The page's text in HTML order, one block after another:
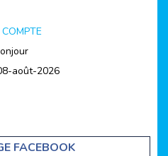
août-2026
FACEBOOK